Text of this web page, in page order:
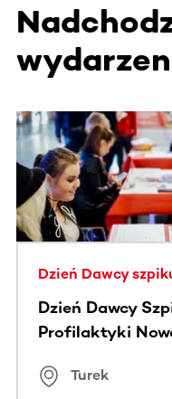
Ta sekcja zawiera
Dzień Dawcy
Dzień Dawcy
Profilaktyki
Turek